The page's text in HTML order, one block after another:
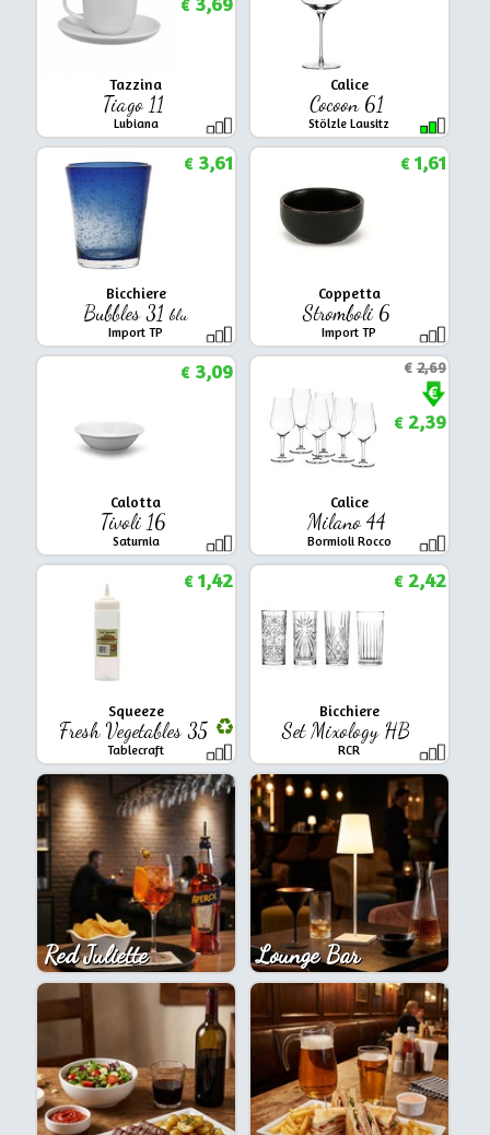
Tazzina
Tiago 11
Lubiana
€
Calice
Cocoon 61
Stölzle Lausitz
Bicchiere
Bubbles 31blu
Import TP
€3,61
Coppetta
Stromboli 6
Import TP
€1,61
Calotta
Tivoli 16
Saturnia
€3,09
Calice
Milano 44
Bormioli Rocco
€2,69
€2,39
Squeeze
Fresh Vegetables 35
Tablecraft
€1,42
Bicchiere
Set Mixology HB
RCR
€2,42
Red Juliette Lounge Bar